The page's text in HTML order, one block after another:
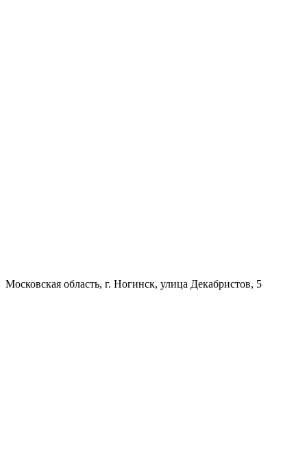
Московская область, г. Ногинск, улица Декабристов, 5